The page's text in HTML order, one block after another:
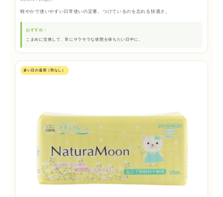
軽やかで使いやすい日常使いの定番。つけているのを忘れる快適さ。
おすすめ：
こまめに交換して、常にサラサラな状態を保ちたい日中に。
多い日の昼用（羽なし）